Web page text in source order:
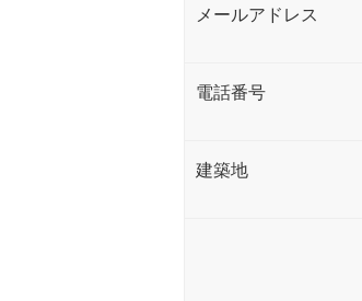
メールアドレス
電話番号
建築地